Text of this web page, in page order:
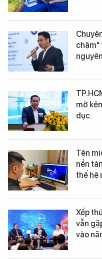
chậm"
mở
dục
Tên
nền
thế hệ
Xếp
vẫn
vào